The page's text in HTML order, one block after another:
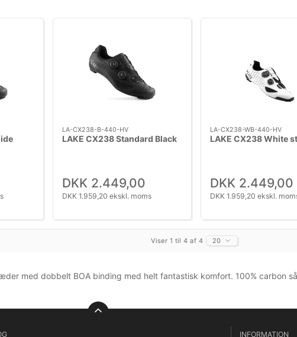
LA-CX238-B-440-HV
LAKE CX238 Standard Black
DKK 2.449,00
DKK 1.959,20 ekskl. moms
LA-CX238-WB-440-HV
LAKE CX238 White
DKK 2.449,00
DKK 1.959,20 ekskl.
Viser 1 til 4 af 4 20
med dobbelt BOA binding med helt fantastisk komfort. 100% carbon
INFORMATION